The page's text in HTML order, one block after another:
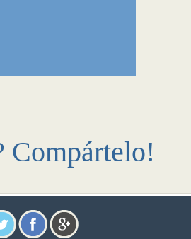
Compártelo!